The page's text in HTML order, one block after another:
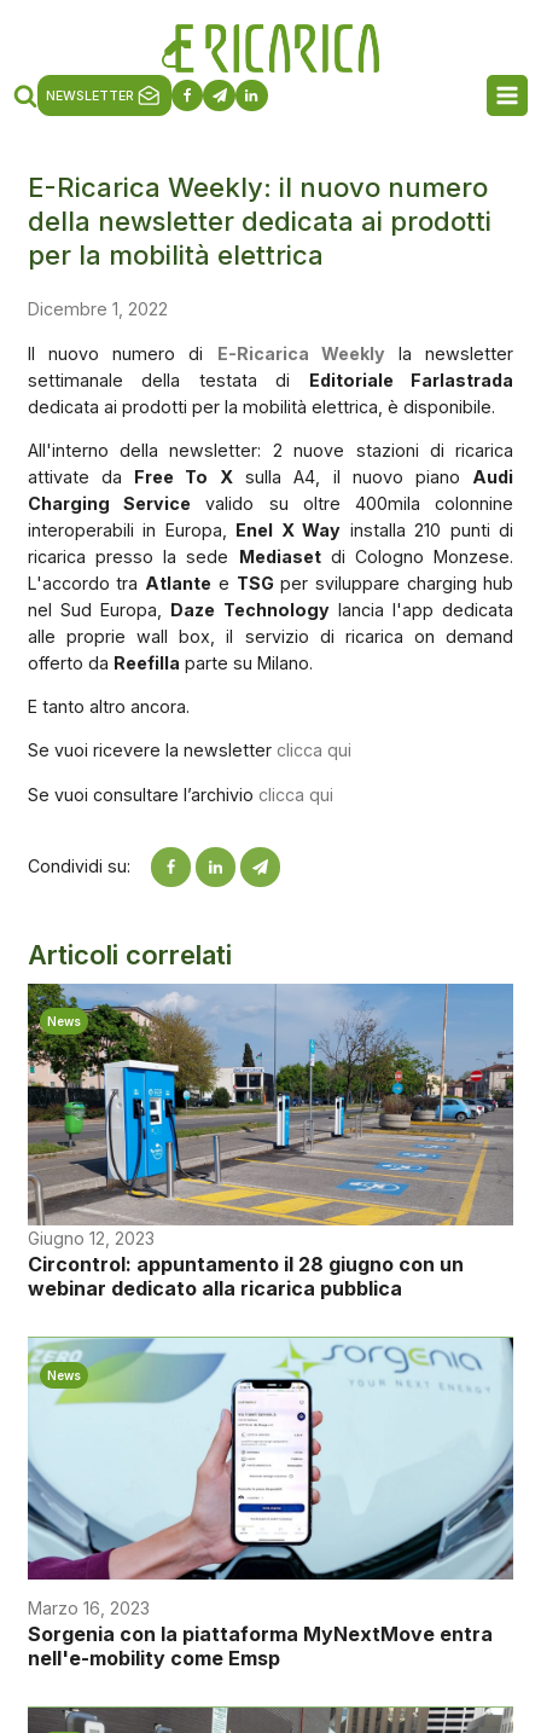
NEWSLETTER
E-Ricarica Weekly: il nuovo numero
della newsletter dedicata ai prodotti
per la mobilità elettrica
Dicembre 1, 2022
Il nuovo numero di E-Ricarica Weekly la newsletter
settimanale della testata di Editoriale Farlastrada
dedicata ai prodotti per la mobilità elettrica, è disponibile.
All'interno della newsletter: 2 nuove stazioni di ricarica
attivate da Free To Xsulla A4, il nuovo piano Audi
Charging Service valido su oltre 400mila colonnine
interoperabili in Europa, Enel X Way installa 210 punti di
ricarica presso la sede Mediasetdi Cologno Monzese.
L'accordo tra Atlante e TSGper sviluppare charging hub
nel Sud Europa, Daze Technologylancia l'app dedicata
alle proprie wall box, il servizio di ricarica on demand
offerto da Reefilla parte su Milano.
E tanto altro ancora.
Se vuoi ricevere la newsletter clicca qui
Se vuoi consultare l’archivio clicca qui
Condividi su:
Articoli correlati
News
Giugno 12, 2023
Circontrol: appuntamento il 28 giugno con un
webinar dedicato alla ricarica pubblica
News
Marzo 16, 2023
Sorgenia con la piattaforma MyNextMove entra
nell'e-mobility come Emsp